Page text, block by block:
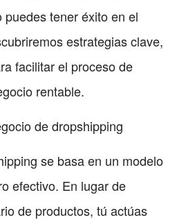
tener éxito en el
estrategias clave,
facilitar el proceso de
rentable.
de dropshipping
se basa en un modelo
efectivo. En lugar de
de productos, tú actúas